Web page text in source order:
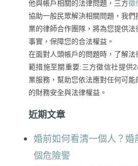
他與帳戶相關的法律問題，三方徵
協助一般民眾解決相關問題，我
業的律師合作團隊，將為您提供
事實，保障您的合法權益。
在面對人頭帳戶的問題時，了解
範措施至關重要:三方徵信社提供
業服務，幫助您依法應對任何可
的財務安全與法律權益。
近期文章
婚前如何看清一個人？婚
個危險警